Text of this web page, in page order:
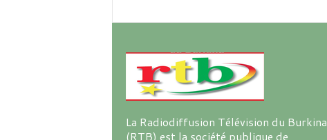
i
La Radiodiffusion Télévision du Burkina
(RTB) est la société publique de